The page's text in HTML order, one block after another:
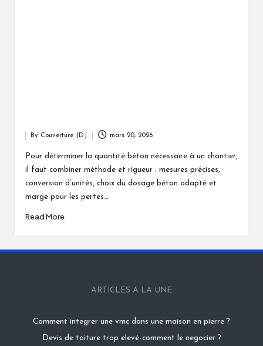
By Couverture JDJ mars 20, 2026
Pour déterminer la quantité béton nécessaire à un chantier,
il faut combiner méthode et rigueur : mesures précises,
conversion d’unités, choix du dosage béton adapté et
marge pour les pertes.…
Read More
ARTICLES A LA UNE
Comment integrer une vmc dans une maison en pierre ?
Devis de toiture trop elevé-comment le negocier ?